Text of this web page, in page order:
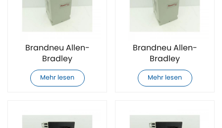
Brandneu Allen-
Bradley
20F11GC037JA0NNNNN
AC-
Mehr lesen
Brandneu Allen-
Bradley
20F11GC043JA0NNNNN
AC-
Mehr lesen